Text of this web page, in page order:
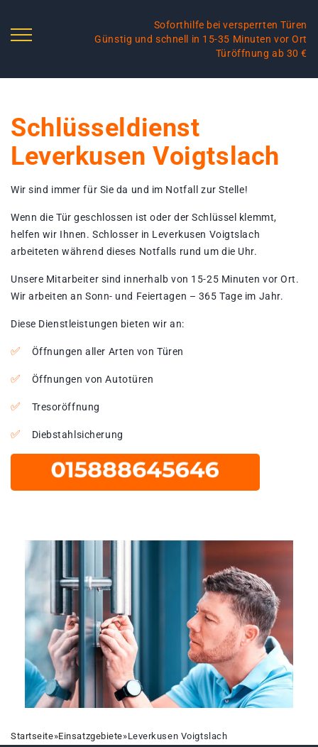
Soforthilfe bei versperrten Türen
Günstig und schnell in 15-35 Minuten vor Ort
Türöffnung ab 30 €
Schlüsseldienst
Leverkusen Voigtslach
Wir sind immer für Sie da und im Notfall zur Stelle!
Wenn die Tür geschlossen ist oder der Schlüssel klemmt,
helfen wir Ihnen. Schlosser in Leverkusen Voigtslach
arbeiteten während dieses Notfalls rund um die Uhr.
Unsere Mitarbeiter sind innerhalb von 15-25 Minuten vor Ort.
Wir arbeiten an Sonn- und Feiertagen – 365 Tage im Jahr.
Diese Dienstleistungen bieten wir an:
Öffnungen aller Arten von Türen
Öffnungen von Autotüren
Tresoröffnung
Diebstahlsicherung
Startseite»Einsatzgebiete»Leverkusen Voigtslach